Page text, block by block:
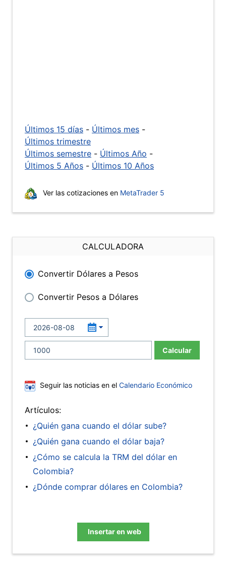
Últimos 15 días - Últimos mes -
Últimos trimestre
Últimos semestre - Últimos Año -
Últimos 5 Años - Últimos 10 Años
Ver las cotizaciones en MetaTrader 5
CALCULADORA
Convertir Dólares a Pesos
Convertir Pesos a Dólares
Calcular
Seguir las noticias en el Calendario Económico
Artículos:
¿Quién gana cuando el dólar sube?
¿Quién gana cuando el dólar baja?
¿Cómo se calcula la TRM del dólar en
Colombia?
¿Dónde comprar dólares en Colombia?
Insertar en web